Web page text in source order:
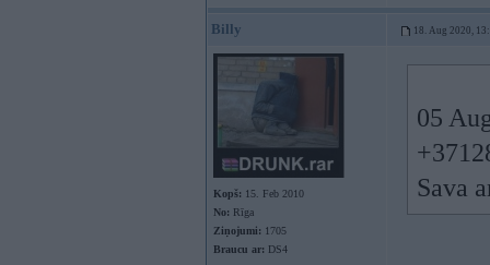
Billy 18. Aug 2020,
Kopš: 15. Feb 2010
No: Rīga
Ziņojumi: 1705
Braucu ar: DS4
05
Sava